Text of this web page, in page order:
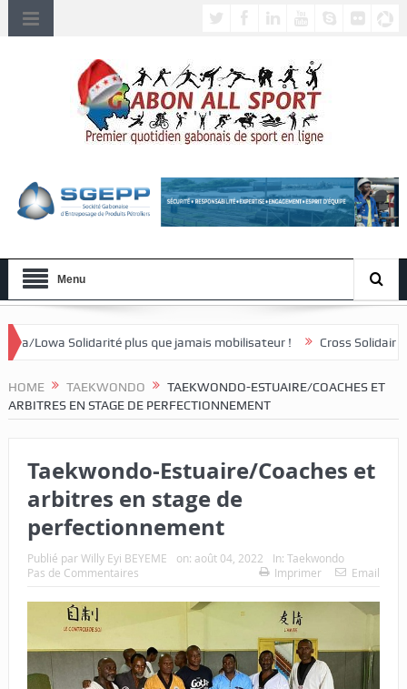
Menu
plus que jamais mobilisateur ! Cross Solidaire de Lébamba/
HOME TAEKWONDO
TAEKWONDO-ESTUAIRE/COACHES ET
ARBITRES EN STAGE DE PERFECTIONNEMENT
Taekwondo-Estuaire/Coaches et
arbitres en stage de
perfectionnement
Publié parWilly Eyi BEYEME on: août 04, 2022 In: Taekwondo
Pas de Commentaires
Imprimer Email